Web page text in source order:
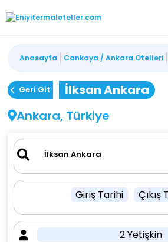
Anasayfa Cankaya / Ankara Otelleri
Geri Git
İlksan Ankara
Ankara, Türkiye
Giriş Tarihi Çıkış
2 Yetişkin